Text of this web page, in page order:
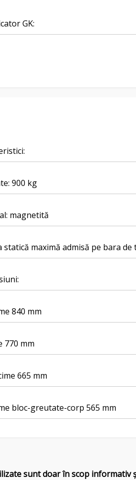
GK:
900 kg
magnetită
statică maximă admisă pe bara
840 mm
770 mm
665 mm
bloc-greutate-corp 565 mm
sunt doar în scop informativ